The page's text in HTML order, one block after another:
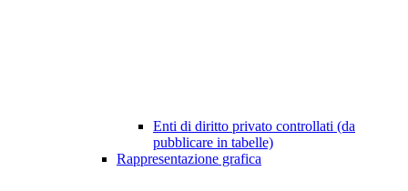
Enti di diritto privato controllati (da
pubblicare in tabelle)
Rappresentazione grafica